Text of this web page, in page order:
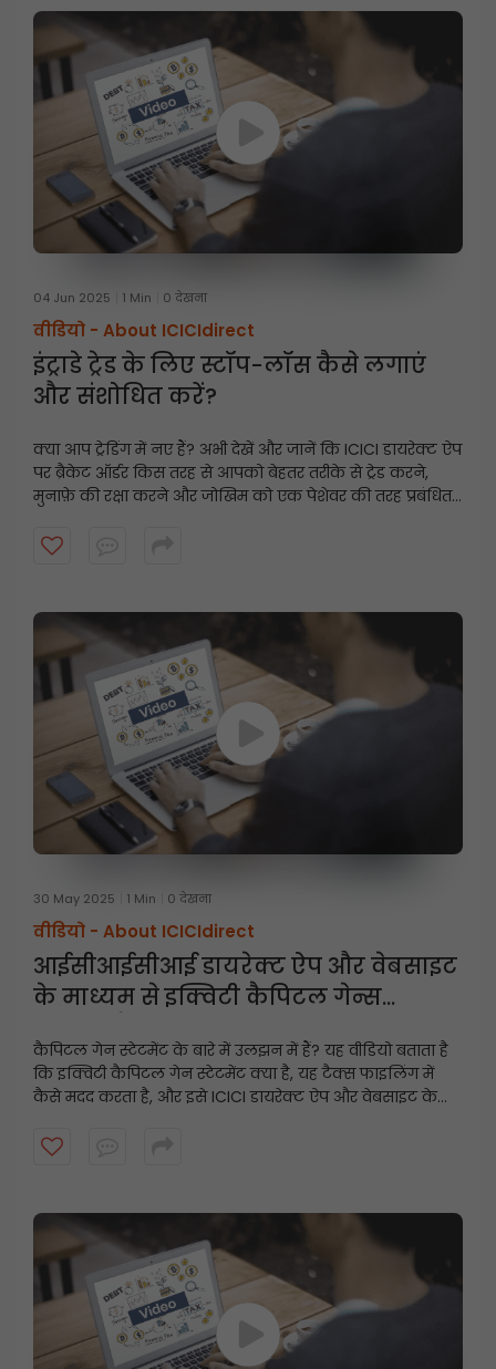
04 Jun 2025 1 Min 0 देखना
वीडियो - About ICICIdirect
इंट्राडे ट्रेड के लिए स्टॉप-लॉस कैसे लगाएं
और संशोधित करें?
क्या आप ट्रेडिंग में नए हैं? अभी देखें और जानें कि ICICI डायरेक्ट ऐप
पर ब्रैकेट ऑर्डर किस तरह से आपको बेहतर तरीके से ट्रेड करने,
मुनाफ़े की रक्षा करने और जोखिम को एक पेशेवर की तरह प्रबंधित
30 May 2025 1 Min 0 देखना
वीडियो - About ICICIdirect
आईसीआईसीआई डायरेक्ट ऐप और वेबसाइट
के माध्यम से इक्विटी कैपिटल गेन्स
कैपिटल गेन स्टेटमेंट के बारे में उलझन में हैं? यह वीडियो बताता है
कि इक्विटी कैपिटल गेन स्टेटमेंट क्या है, यह टैक्स फाइलिंग में
कैसे मदद करता है, और इसे ICICI डायरेक्ट ऐप और वेबसाइट के
गाइड के साथ टैक्स के लिए तैयार रहें और अपने निवेश पर नज़र